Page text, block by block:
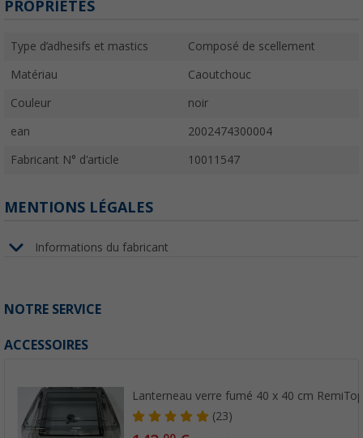
PROPRIÉTÉS
Type d’adhesifs et mastics Composé de scellement
Matériau Caoutchouc
Couleur noir
ean 2002474300004
Fabricant N° d'article 10011547
MENTIONS LÉGALES
Informations du fabricant
NOTRE SERVICE
ACCESSOIRES
Lanterneau verre fumé 40 x 40 cm
(23)